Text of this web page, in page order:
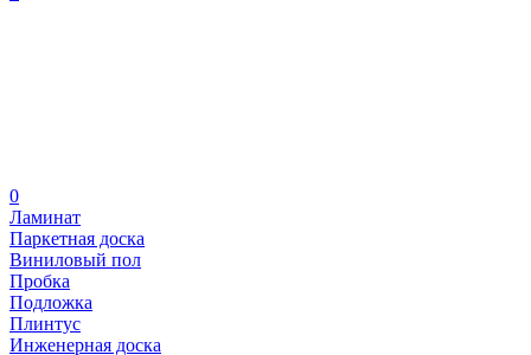
0
Ламинат
Паркетная доска
Виниловый пол
Пробка
Подложка
Плинтус
Инженерная доска